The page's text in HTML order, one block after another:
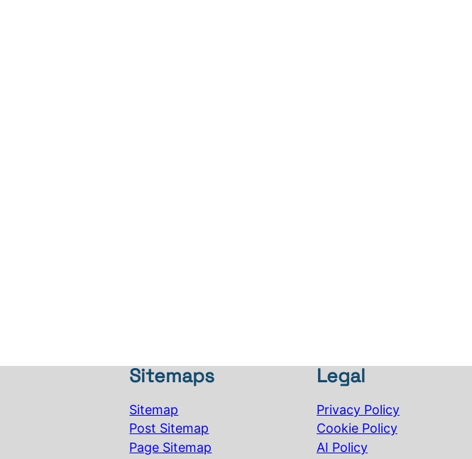
Sitemaps
Sitemap
Post Sitemap
Page Sitemap
Legal
Privacy Policy
Cookie Policy
AI Policy